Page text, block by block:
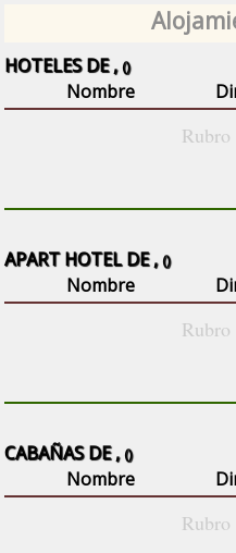
HOTELES DE ,()
Nombre
Rubro
APART HOTEL DE ,()
Nombre
Rubro
CABAÑAS DE ,()
Nombre
Rubro